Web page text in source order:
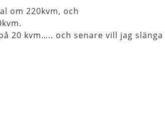
om 220kvm, och
20 kvm….. och senare vill jag slänga